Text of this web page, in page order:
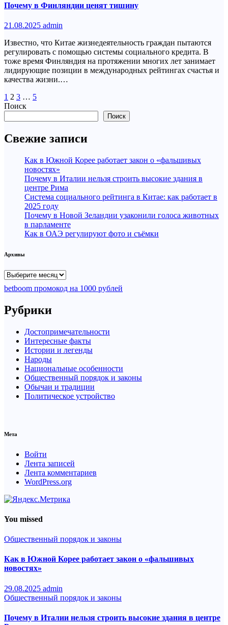
Почему в Финляндии ценят тишину
21.08.2025 admin
Известно, что Китае жизнедеятельность граждан пытаются
регулировать с помощью системы социального кредита. В
тоже время Финляндия на протяжении многих лет занимает
лидирующие позиции в международных рейтингах счастья и
качества жизни.…
Пагинация
записей
1 2 3 … 5
Поиск
Поиск
Свежие записи
Как в Южной Корее работает закон о «фальшивых
новостях»
Почему в Италии нельзя строить высокие здания в
центре Рима
Система социального рейтинга в Китае: как работает в
2025 году
Почему в Новой Зеландии узаконили голоса животных
в парламенте
Как в ОАЭ регулируют фото и съёмки
Архивы
Архивы
betboom промокод на 1000 рублей
Рубрики
Достопримечательности
Интересные факты
Истории и легенды
Народы
Национальные особенности
Общественный порядок и законы
Обычаи и традиции
Политическое устройство
Мета
Войти
Лента записей
Лента комментариев
WordPress.org
You missed
Общественный порядок и законы
Как в Южной Корее работает закон о «фальшивых
новостях»
29.08.2025 admin
Общественный порядок и законы
Почему в Италии нельзя строить высокие здания в центре